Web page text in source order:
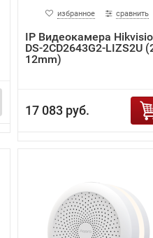
избранное сравнить
IP Видеокамера
DS-2CD2643G2-LIZS2U
12mm)
17 083 руб.